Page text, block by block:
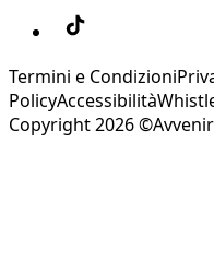
Termini e Condizioni
PolicyAccessibilità
Copyright 2026